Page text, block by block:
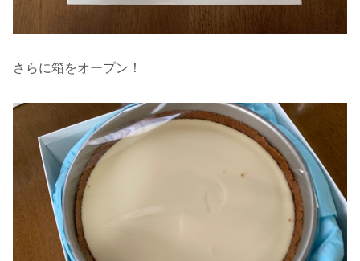
さらに箱をオープン！